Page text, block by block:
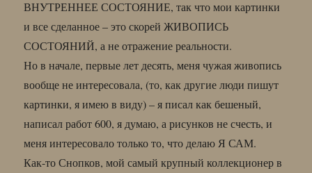
ВНУТРЕННЕЕ СОСТОЯНИЕ, так что мои картинки
и все сделанное – это скорей ЖИВОПИСЬ
СОСТОЯНИЙ, а не отражение реальности.
Но в начале, первые лет десять, меня чужая живопись
вообще не интересовала, (то, как другие люди пишут
картинки, я имею в виду) – я писал как бешеный,
написал работ 600, я думаю, а рисунков не счесть, и
меня интересовало только то, что делаю Я САМ.
Как-то Снопков, мой самый крупный коллекционер в